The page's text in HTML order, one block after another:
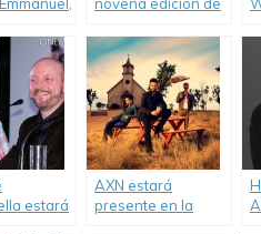
Comic-
Con.
estará
AXN estará
presente en la